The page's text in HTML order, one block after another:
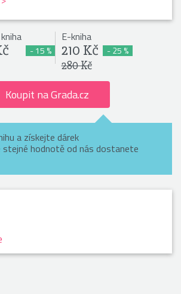
Koupit na Grada.cz
- 15 %
E-kniha
210 Kč
280 Kč
- 25 %
a získejte dárek
stejné hodnotě od nás dostanete